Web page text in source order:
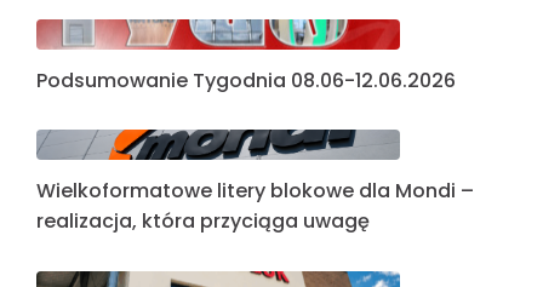
Podsumowanie Tygodnia 08.06-12.06.2026
Wielkoformatowe litery blokowe dla Mondi –
realizacja, która przyciąga uwagę